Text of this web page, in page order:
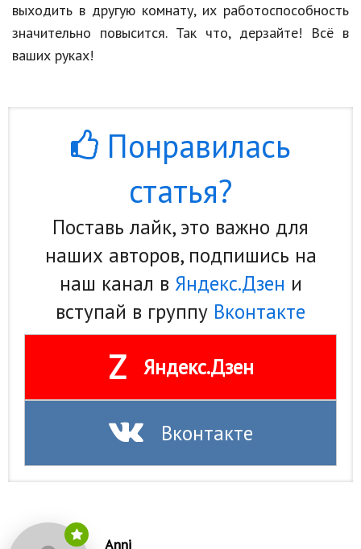
Бизнес
Хобби и развлечения
Природа
Наука и технологии
выходить в другую комнату, их работоспособность
значительно повысится. Так что, дерзайте! Всё в
ваших руках!
Понравилась
статья?
Поставь лайк, это важно для
наших авторов, подпишись на
наш канал в Яндекс.Дзен и
вступай в группу Вконтакте
Z Яндекс.Дзен
Вконтакте
Anni